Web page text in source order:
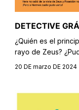
DETECTIVE
¿Quién es el
rayo de Zeus?
20 DE marzo DE 2024